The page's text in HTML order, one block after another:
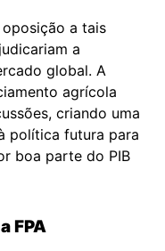
a tais
a
global. A
agrícola
criando uma
política futura para
boa parte do PIB
FPA